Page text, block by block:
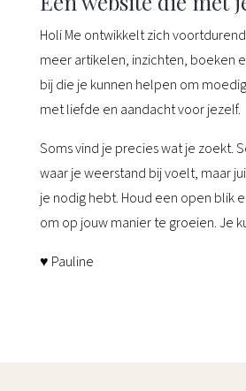
Holi Me ontwikkelt zich
meer artikelen, inzichten, boeken
bij die je kunnen helpen om
met liefde en aandacht voor jezelf.
Soms vind je precies wat je zoekt.
waar je weerstand bij voelt, maar
je nodig hebt. Houd een open blik
om op jouw manier te groeien. Je
♥ Pauline